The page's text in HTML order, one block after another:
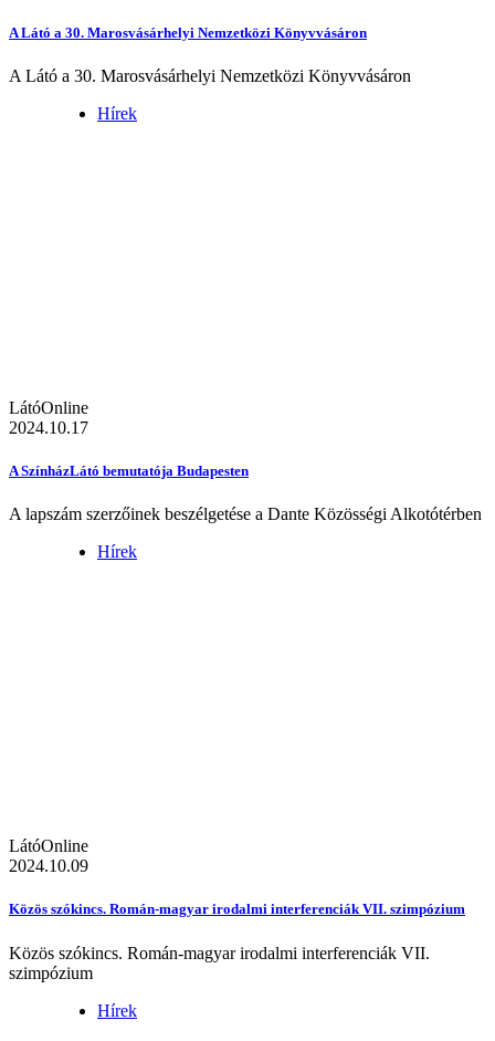
A Látó a 30. Marosvásárhelyi Nemzetközi Könyvvásáron
A Látó a 30. Marosvásárhelyi Nemzetközi Könyvvásáron
Hírek
LátóOnline
2024.10.17
A SzínházLátó bemutatója Budapesten
A lapszám szerzőinek beszélgetése a Dante Közösségi Alkotótérben
Hírek
LátóOnline
2024.10.09
Közös szókincs. Román-magyar irodalmi interferenciák VII. szimpózium
Közös szókincs. Román-magyar irodalmi interferenciák VII.
szimpózium
Hírek